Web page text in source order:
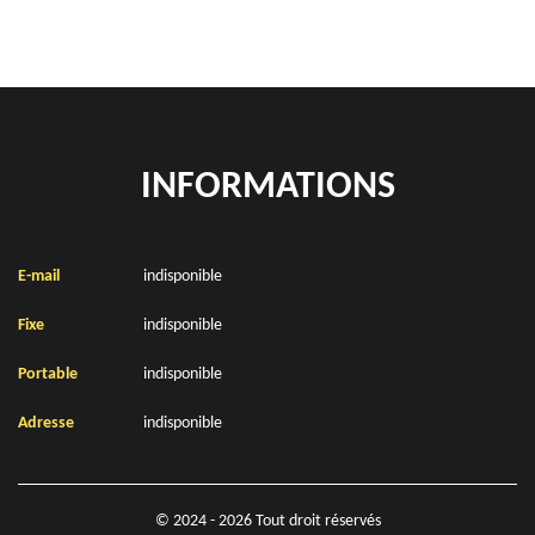
INFORMATIONS
E-mail indisponible
Fixe indisponible
Portable indisponible
Adresse indisponible
© 2024 - 2026 Tout droit réservés